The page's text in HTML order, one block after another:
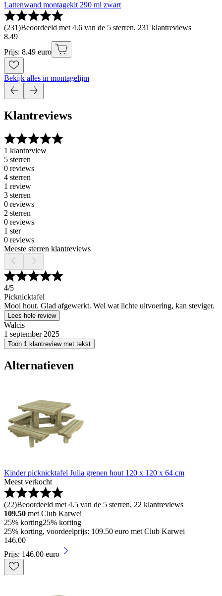
Lattenwand montagekit 290 ml zwart
(231)Beoordeeld met 4.6 van de 5 sterren, 231 klantreviews
8.49
Prijs: 8.49 euro
Bekijk alles in montagelijm
Klantreviews
1 klantreview
5 sterren
0 reviews
4 sterren
1 review
3 sterren
0 reviews
2 sterren
0 reviews
1 ster
0 reviews
Meeste sterren klantreviews
4/5
Picknicktafel
Mooi hout. Glad afgewerkt. Wel wat lichte uitvoering, kan steviger.
Lees hele review
Walcis
1 september 2025
Toon 1 klantreview met tekst
Alternatieven
Kinder picknicktafel Julia grenen hout 120 x 120 x 64 cm
Meest verkocht
(22)Beoordeeld met 4.5 van de 5 sterren, 22 klantreviews
109.50 met Club Karwei
25% korting25% korting
25% korting, voordeelprijs: 109.50 euro met Club Karwei
146.00
Prijs: 146.00 euro